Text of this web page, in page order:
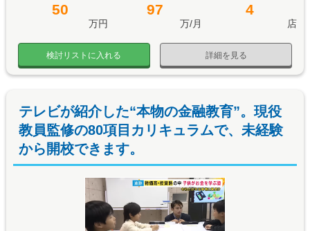
50
万円
97
万/月
4
店
詳細を見る
検討リストに入れる
テレビが紹介した“本物の金融教育”。現役
教員監修の80項目カリキュラムで、未経験
から開校できます。